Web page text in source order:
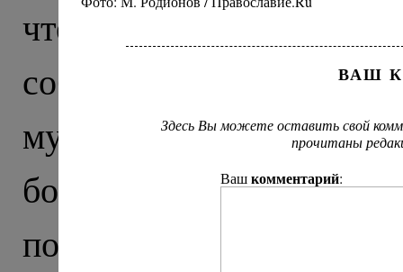
чтением Великого
соборном храме
мужского
богослужения
поставления
ВАШ
Здесь Вы можете оставить свой
прочитаны
Вашкомментарий: